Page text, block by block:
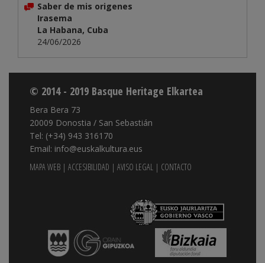
Saber de mis origenes
Irasema
La Habana, Cuba
24/06/2026
© 2014 - 2019 Basque Heritage Elkartea
Bera Bera 73
20009 Donostia / San Sebastián
Tel: (+34) 943 316170
Email: info@euskalkultura.eus
MAPA WEB | ACCESIBILIDAD | AVISO LEGAL | CONTACTO